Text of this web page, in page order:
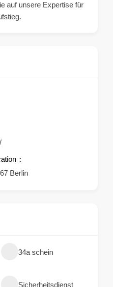
auf unsere Expertise für
Berlin
34a schein
Sicherheitsdienst